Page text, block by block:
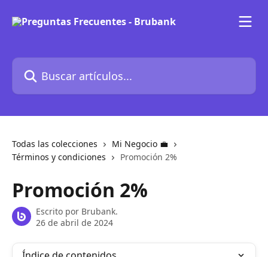
Buscar artículos...
Todas las colecciones
Mi Negocio 💼
Términos y condiciones
Promoción 2%
Promoción 2%
Escrito por Brubank.
26 de abril de 2024